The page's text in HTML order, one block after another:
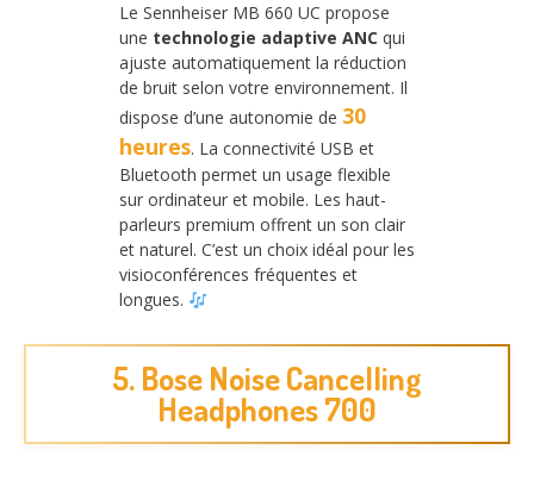
Le Sennheiser MB 660 UC propose
une technologie adaptive ANC qui
ajuste automatiquement la réduction
de bruit selon votre environnement. Il
dispose d’une autonomie de 30
heures. La connectivité USB et
Bluetooth permet un usage flexible
sur ordinateur et mobile. Les haut-
parleurs premium offrent un son clair
et naturel. C’est un choix idéal pour les
visioconférences fréquentes et
longues.
5. Bose Noise Cancelling
Headphones 700